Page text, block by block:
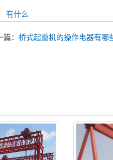
有什么
篇： 桥式起重机的操作电器有哪